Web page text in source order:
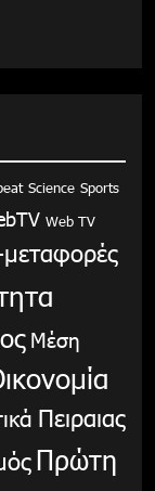
Science Sports
Web TV
Μέση
Πειραιας
Πρώτη